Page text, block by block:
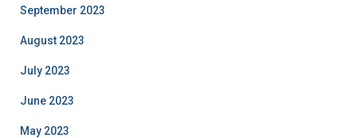
September 2023
August 2023
July 2023
June 2023
May 2023